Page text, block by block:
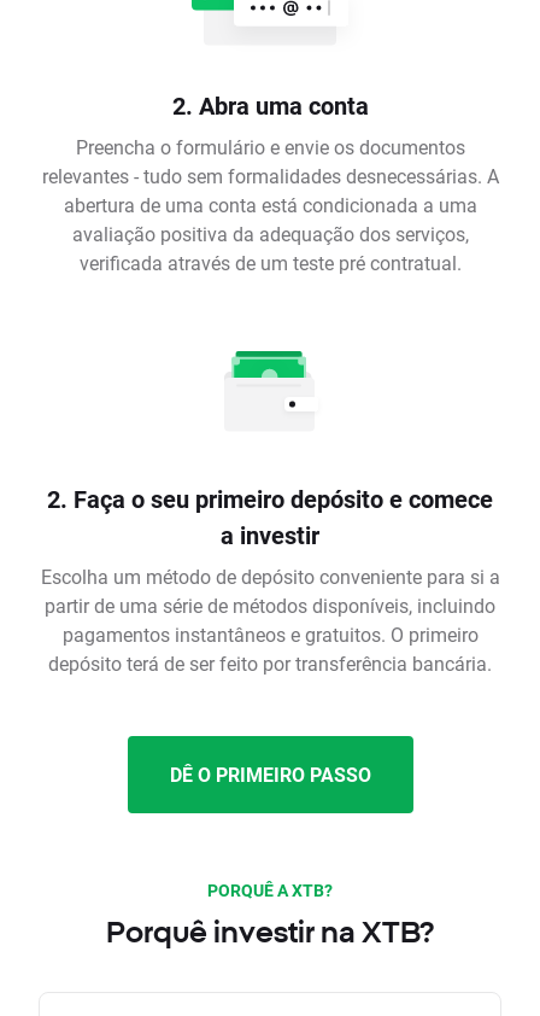
2. Abra uma conta
Preencha o formulário e envie os documentos
relevantes - tudo sem formalidades desnecessárias. A
abertura de uma conta está condicionada a uma
avaliação positiva da adequação dos serviços,
verificada através de um teste pré contratual.
2. Faça o seu primeiro depósito e comece
a investir
Escolha um método de depósito conveniente para si a
partir de uma série de métodos disponíveis, incluindo
pagamentos instantâneos e gratuitos. O primeiro
depósito terá de ser feito por transferência bancária.
DÊ O PRIMEIRO PASSO
PORQUÊ A XTB?
Porquê investir na XTB?